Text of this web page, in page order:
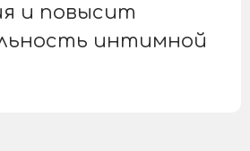
и повысит
интимной